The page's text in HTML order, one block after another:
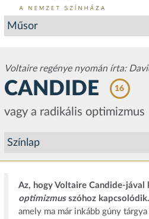
Voltaire regénye nyomán írta:
CANDIDE 16
vagy a radikális optimizmus
Az, hogy Voltaire Candide-jával
optimizmusszóhoz kapcsolódik.
amely ma már inkább gúny